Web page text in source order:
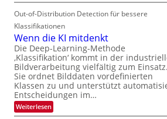
n
S
p
e
c
t
r
a
I
O
N
T
e
c
h
T
a
l
k
e
a
u
f
d
e
r
V
I
c
h
r
l
a
n
d
e
n
Out-of-Distribution Detection für bessere
Klassifikationen
Wenn die KI mitdenkt
Die Deep-Learning-Methode
‚Klassifikation‘ kommt in der
Bildverarbeitung vielfältig zum Einsatz.
Sie ordnet Bilddaten vordefinierten
Klassen zu und unterstützt
Entscheidungen im…
Weiterlesen:
W